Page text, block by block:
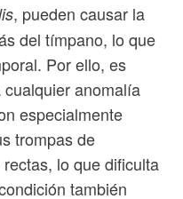
, pueden causar la
del tímpano, lo que
Por ello, es
anomalía
especialmente
trompas de
lo que dificulta
también